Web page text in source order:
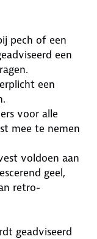
pech of een
een
een
voor alle
mee te nemen
voldoen aan
geel,
retro-
geadviseerd